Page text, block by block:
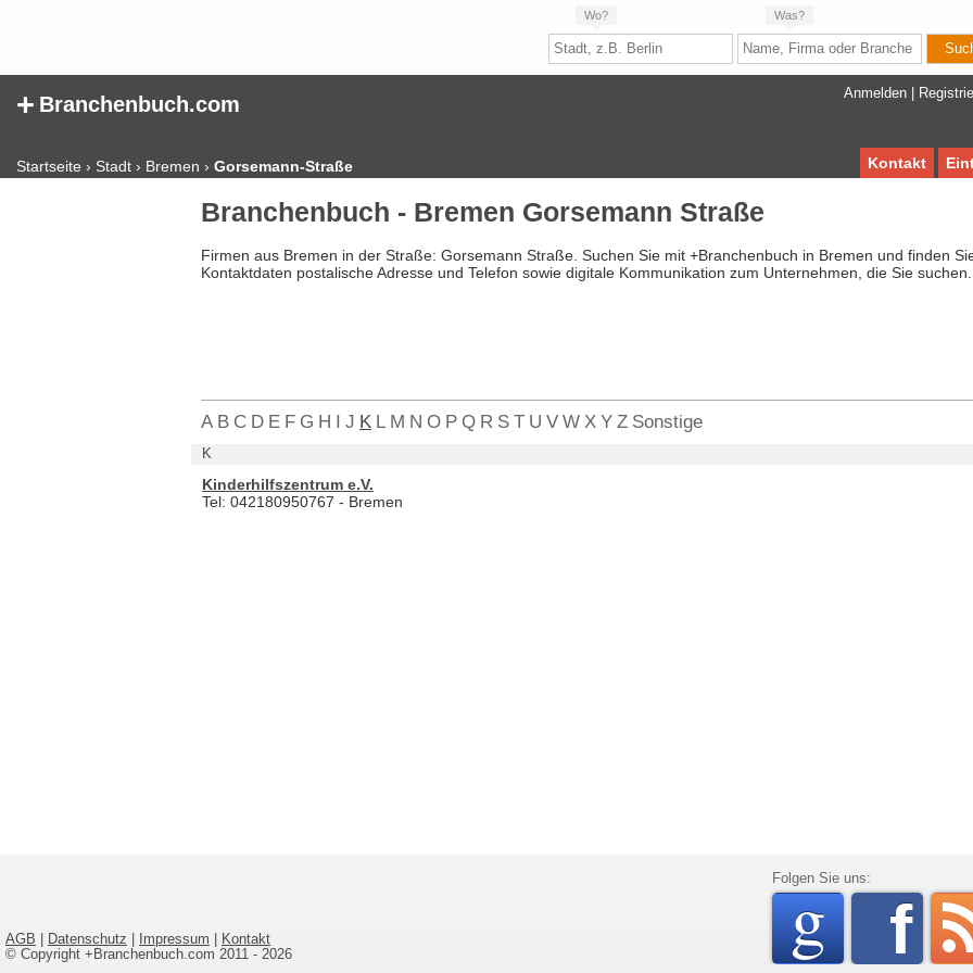
Wo? Was?
Anmelden
+ Branchenbuch.com
Startseite › Stadt › Bremen › Gorsemann-Straße Kontakt
Branchenbuch - Bremen Gorsemann Straße
Firmen aus Bremen in der Straße: Gorsemann Straße. Suchen Sie mit +Branchenbuch in Bremen und finden
Kontaktdaten postalische Adresse und Telefon sowie digitale Kommunikation zum Unternehmen, die Sie suchen.
A B C D E F G H I J K L M N O P Q R S T U V W X Y Z Sonstige
K
Kinderhilfszentrum e.V.
Tel: 042180950767 - Bremen
AGB Datenschutz Impressum
Kontakt
© Copyright +Branchenbuch.com 2011 - 2026
Folgen Sie uns:
rss